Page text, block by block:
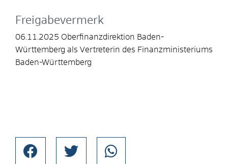
Freigabevermerk
06.11.2025 Oberfinanzdirektion Baden-
Württemberg als Vertreterin des Finanzministeriums
Baden-Württemberg